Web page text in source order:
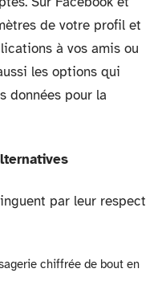
de votre profil et
à vos amis ou
les options qui
données pour la
par leur respect
chiffrée de bout en